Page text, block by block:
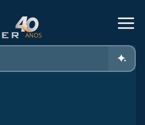
Filtro De Manga